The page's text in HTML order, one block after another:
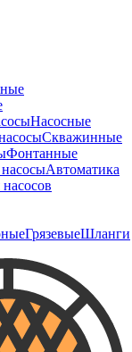
Насосные
Скважинные
Фонтанные
Автоматика
ГрязевыеШланги